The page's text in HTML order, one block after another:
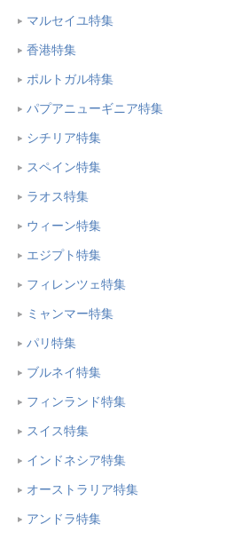
マルセイユ特集
香港特集
ポルトガル特集
パプアニューギニア特集
シチリア特集
スペイン特集
ラオス特集
ウィーン特集
エジプト特集
フィレンツェ特集
ミャンマー特集
パリ特集
ブルネイ特集
フィンランド特集
スイス特集
インドネシア特集
オーストラリア特集
アンドラ特集